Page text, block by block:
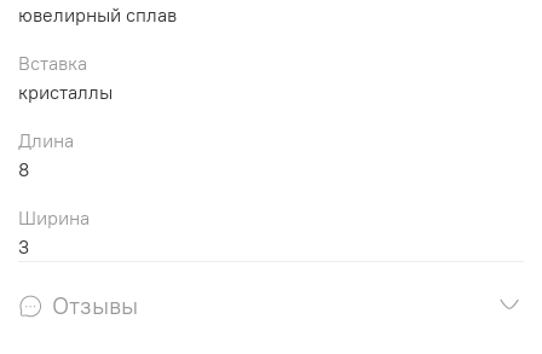
ювелирный сплав
Вставка
кристаллы
Длина
8
Ширина
3
Отзывы